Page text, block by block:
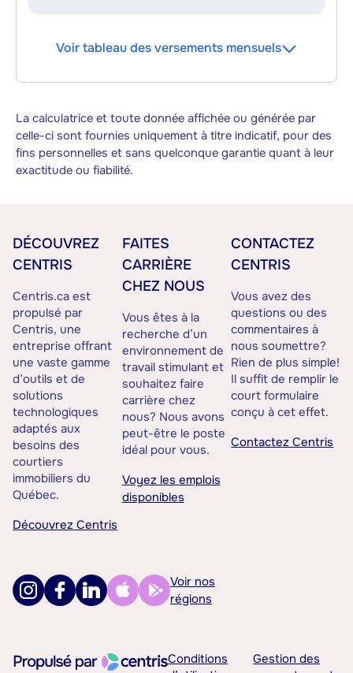
Voir tableau des versements mensuels
La calculatrice et toute donnée affichée ou générée par
celle-ci sont fournies uniquement à titre indicatif, pour des
fins personnelles et sans quelconque garantie quant à leur
exactitude ou fiabilité.
DÉCOUVREZ
CENTRIS
Centris.ca est
propulsé par
Centris, une
entreprise offrant
une vaste gamme
d’outils et de
solutions
technologiques
adaptés aux
besoins des
courtiers
immobiliers du
Québec.
Découvrez Centris
FAITES
CARRIÈRE
CHEZ NOUS
Vous êtes à la
recherche d’un
environnement de
travail stimulant et
souhaitez faire
carrière chez
nous? Nous avons
peut-être le poste
idéal pour vous.
Voyez les emplois
disponibles
CONTACTEZ
CENTRIS
Vous avez des
questions ou des
commentaires à
nous soumettre?
Rien de plus simple!
Il suffit de remplir le
court formulaire
conçu à cet effet.
Contactez Centris
Voir nos
régions
Conditions
Gestion des